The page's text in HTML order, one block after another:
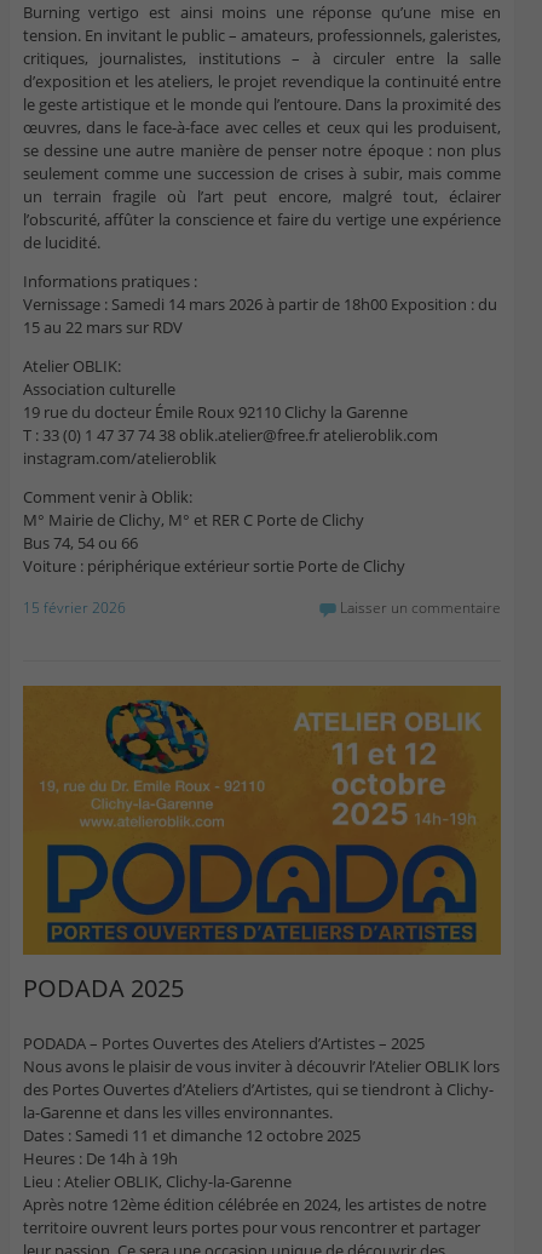
Burning vertigo est ainsi moins une réponse qu’une mise en
tension. En invitant le public – amateurs, professionnels, galeristes,
critiques, journalistes, institutions – à circuler entre la salle
d’exposition et les ateliers, le projet revendique la continuité entre
le geste artistique et le monde qui l’entoure. Dans la proximité des
œuvres, dans le face-à-face avec celles et ceux qui les produisent,
se dessine une autre manière de penser notre époque : non plus
seulement comme une succession de crises à subir, mais comme
un terrain fragile où l’art peut encore, malgré tout, éclairer
l’obscurité, affûter la conscience et faire du vertige une expérience
de lucidité.
Informations pratiques :
Vernissage : Samedi 14 mars 2026 à partir de 18h00 Exposition : du
15 au 22 mars sur RDV
Atelier OBLIK:
Association culturelle
19 rue du docteur Émile Roux 92110 Clichy la Garenne
T : 33 (0) 1 47 37 74 38 oblik.atelier@free.fr atelieroblik.com
instagram.com/atelieroblik
Comment venir à Oblik:
M° Mairie de Clichy, M° et RER C Porte de Clichy
Bus 74, 54 ou 66
Voiture : périphérique extérieur sortie Porte de Clichy
15 février 2026 Laisser un commentaire
PODADA 2025
PODADA – Portes Ouvertes des Ateliers d’Artistes – 2025
Nous avons le plaisir de vous inviter à découvrir l’Atelier OBLIK lors
des Portes Ouvertes d’Ateliers d’Artistes, qui se tiendront à Clichy-
la-Garenne et dans les villes environnantes.
Dates : Samedi 11 et dimanche 12 octobre 2025
Heures : De 14h à 19h
Lieu : Atelier OBLIK, Clichy-la-Garenne
Après notre 12ème édition célébrée en 2024, les artistes de notre
territoire ouvrent leurs portes pour vous rencontrer et partager